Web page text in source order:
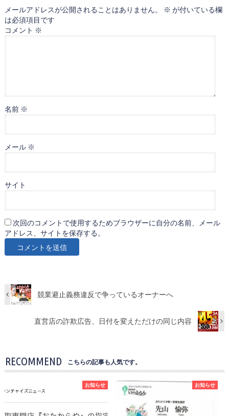
メールアドレスが公開されることはありません。 ※ が付いている欄
は必須項目です
コメント ※
名前 ※
メール ※
サイト
次回のコメントで使用するためブラウザーに自分の名前、メール
アドレス、サイトを保存する。
競業避止義務違反で争っているオーナーへ
直営店の詐欺広告、日付を変えただけの同じ内容
RECOMMEND こちらの記事も人気です。
お知らせ お知らせ